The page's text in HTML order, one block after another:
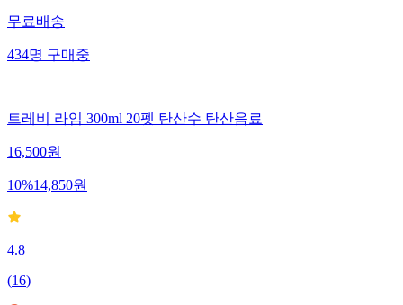
무료배송
434명구매중
트레비 라임 300ml 20펫 탄산수 탄산음료
16,500원
10%14,850원
4.8
(16)